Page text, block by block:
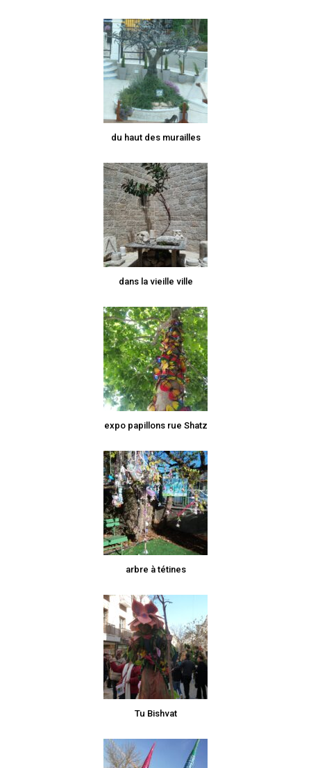
du haut des murailles
dans la vieille ville
expo papillons rue Shatz
arbre à tétines
Tu Bishvat